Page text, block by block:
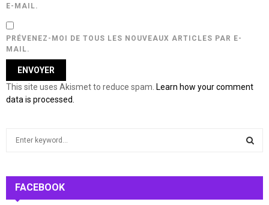
E-MAIL.
PRÉVENEZ-MOI DE TOUS LES NOUVEAUX ARTICLES PAR E-
MAIL.
This site uses Akismet to reduce spam. Learn how your comment
data is processed.
FACEBOOK